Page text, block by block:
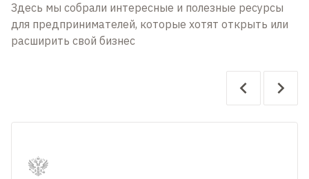
Здесь мы собрали интересные и полезные ресурсы
для предпринимателей, которые хотят открыть или
расширить свой бизнес